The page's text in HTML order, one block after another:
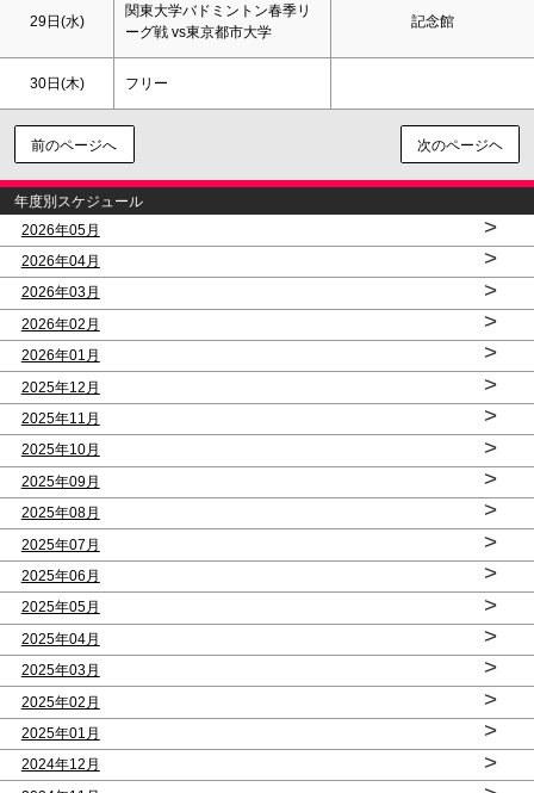
29日(水)
関東大学バドミントン春季リ
ーグ戦 vs東京都市大学
記念館
30日(木) フリー
前のページへ 次のページヘ
年度別スケジュール
2026年05月
>
2026年04月 >
2026年03月 >
2026年02月 >
2026年01月 >
2025年12月 >
2025年11月 >
2025年10月 >
2025年09月 >
2025年08月 >
2025年07月 >
2025年06月 >
2025年05月 >
2025年04月 >
2025年03月 >
2025年02月 >
2025年01月 >
2024年12月 >